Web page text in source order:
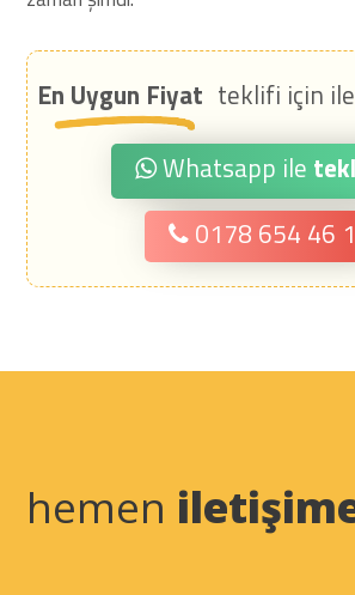
En Uygun Fiyat teklifi için
Whatsapp ile
0178 654 46
hemen